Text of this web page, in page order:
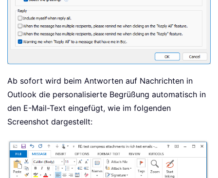
Ab sofort wird beim Antworten auf Nachrichten in
Outlook die personalisierte Begrüßung automatisch in
den E-Mail-Text eingefügt, wie im folgenden
Screenshot dargestellt: